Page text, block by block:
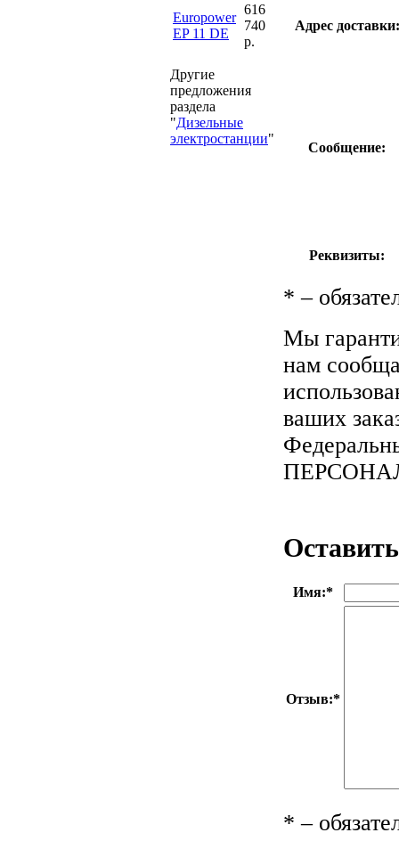
Europower
EP 11 DE
616
740
р.
Другие
предложения
раздела
"Дизельные
электростанции"
Адрес доставки:
Сообщение:
Реквизиты:
* –
Мы
нам
ваших
Имя:*
Отзыв:*
* –